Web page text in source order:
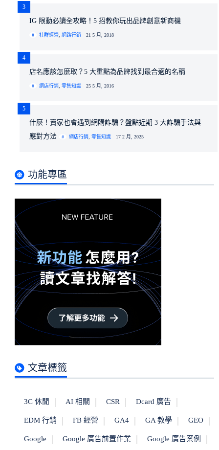
3
IG 限動必讀全攻略！5 招教你玩出品牌創意新商機
社群經營 網路行銷 21 5 月, 2018
4
店名應該怎麼取？5 大重點為品牌找到最合適的名稱
網店行銷 零售知識 25 5 月, 2016
5
什麼！賣家也會遇到網購詐騙？盤點近期 3 大詐騙手法與
應對方法
網店行銷 零售知識 17 2 月, 2025
功能專區
文章標籤
3C 休閒 AI 相關 CSR Dcard 廣告
EDM 行銷 FB 經營 GA4 GA 教學 GEO
Google Google 廣告前置作業 Google 廣告案例